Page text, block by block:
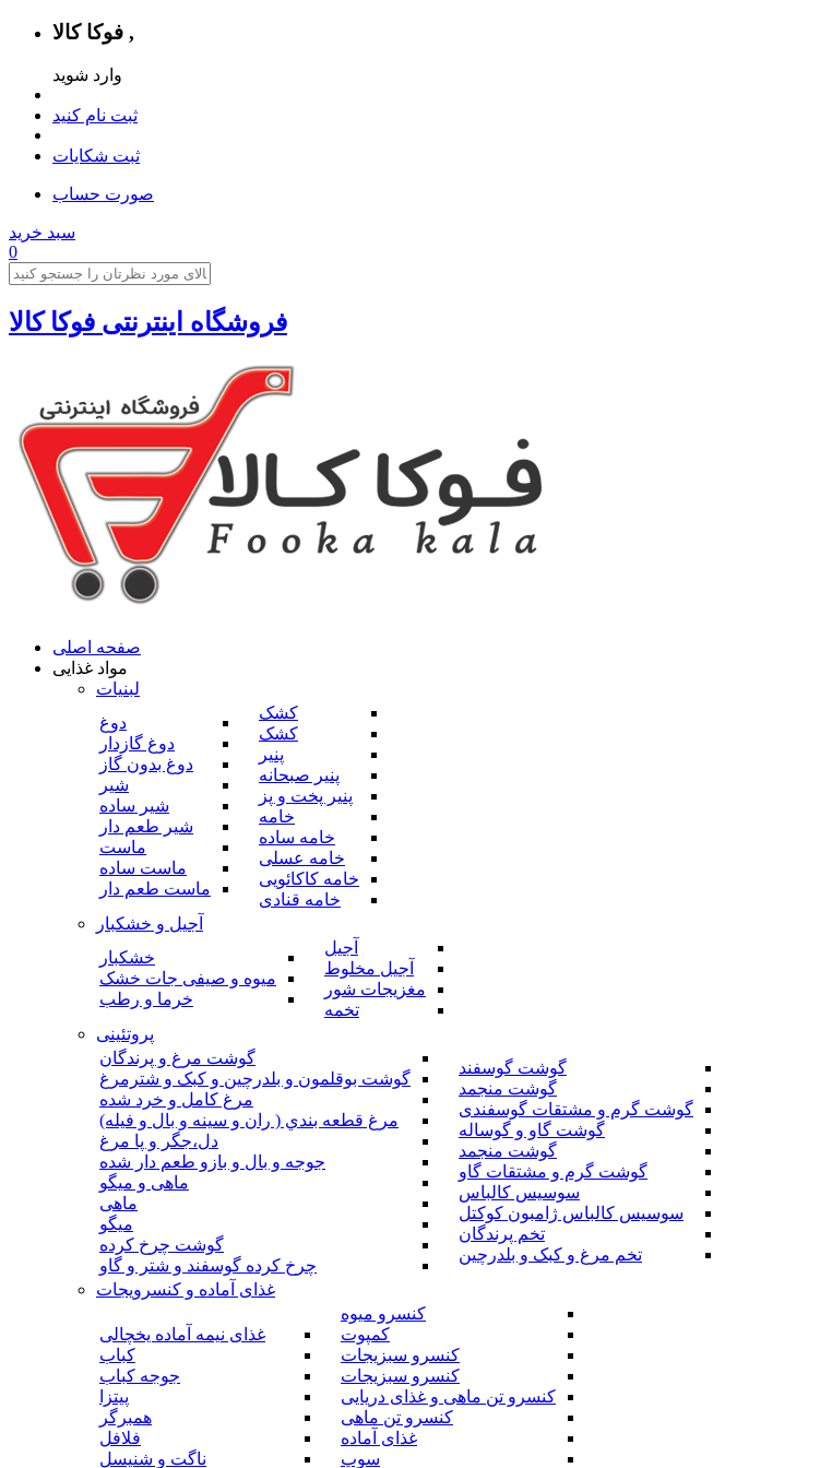
فوکا کالا ,
وارد شوید
ثبت نام کنید
ثبت شکایات
صورت حساب
سبد خرید
0
فروشگاه اینترنتی فوکا کالا
صفحه اصلی
مواد غذایی
لبنیات
کشک
کشک
پنیر
پنیر صبحانه
پنیر پخت و پز
خامه
خامه ساده
خامه عسلی
خامه کاکائویی
خامه قنادی
دوغ
دوغ گازدار
دوغ بدون گاز
شیر
شیر ساده
شیر طعم دار
ماست
ماست ساده
ماست طعم دار
آجیل و خشکبار
آجیل
آجیل مخلوط
مغزیجات شور
تخمه
خشکبار
میوه و صیفی جات خشک
خرما و رطب
پروتئینی
گوشت گوسفند
گوشت منجمد
گوشت گرم و مشتقات گوسفندی
گوشت گاو و گوساله
گوشت منجمد
گوشت گرم و مشتقات گاو
سوسیس کالباس
سوسیس کالباس ژامبون کوکتل
تخم پرندگان
تخم مرغ و کبک و بلدرچین
گوشت مرغ و پرندگان
گوشت بوقلمون و بلدرچین و کبک و شترمرغ
مرغ کامل و خرد شده
مرغ قطعه بندي ( ران و سينه و بال و فيله)
دل،جگر و پا مرغ
جوجه و بال و بازو طعم دار شده
ماهی و میگو
ماهی
میگو
گوشت چرخ کرده
چرخ کرده گوسفند و شتر و گاو
غذای آماده و کنسرویجات
کنسرو میوه
کمپوت
کنسرو سبزیجات
کنسرو سبزیجات
کنسرو تن ماهی و غذای دریایی
کنسرو تن ماهی
غذای آماده
سوپ
غذای نیمه آماده یخچالی
کباب
جوجه کباب
پیتزا
همبرگر
فلافل
ناگت و شنیسل